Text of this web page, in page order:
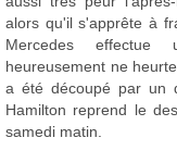
alors qu'il s'apprête à
Mercedes effectue
heureusement ne
a été découpé par un
Hamilton reprend le
samedi matin.